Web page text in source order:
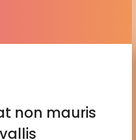
non mauris